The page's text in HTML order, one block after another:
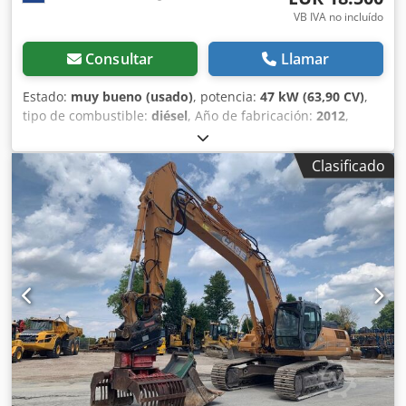
VB IVA no incluído
Consultar Llamar
Estado: muy bueno (usado), potencia: 47 kW (63,90 CV),
tipo de combustible: diésel, Año de fabricación: 2012,
1.060 h
adicionales = - Control con 2 pedales - Cabina cerrada =
Notas = Serie CASE 121E, modelo 3 – Año de fabricación:
2012 – 1.060 horas de funcionamiento Pala cargadora de la
serie CASE 121E, modelo 3, año de fabricación: 2012. La
máquina se encuentra en buen estado y solo tiene 1.060
horas de funcionamiento. La máquina se encuentra en
buen estado tanto a nivel técnico como estético. Es
adecuada para una amplia gama de aplicaciones y está
lista para su uso inmediato. Características: * Año de
fabricación: 2012 Djdpozrd Uaofx Aagock * Solo 1.060
horas de funcionamiento * Buen estado técnico y estético
* Lista para su uso inmediato Para obtener más
información o concertar una cita para una visita, no dude
en ponerse en contacto con nosotros. = Información
Clasificado